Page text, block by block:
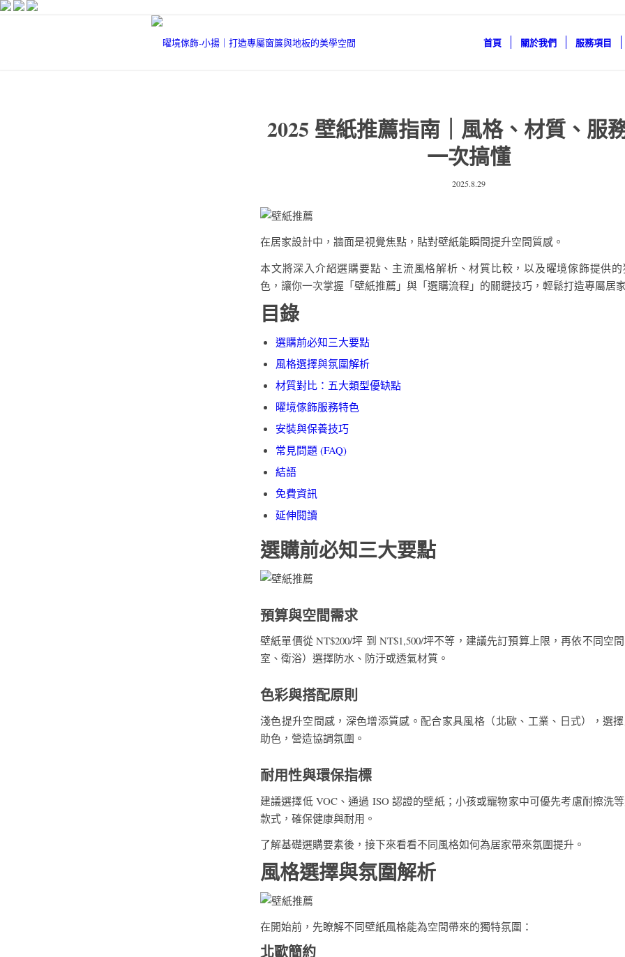
首頁 關於我們 服務項目
2025 壁紙推薦指南｜風格、材質、服
一次搞懂
2025.8.29
在居家設計中，牆面是視覺焦點，貼對壁紙能瞬間提升空間質感。
本文將深入介紹選購要點、主流風格解析、材質比較，以及曜境傢飾提供
色，讓你一次掌握「壁紙推薦」與「選購流程」的關鍵技巧，輕鬆打造專屬居
目錄
選購前必知三大要點
風格選擇與氛圍解析
材質對比：五大類型優缺點
曜境傢飾服務特色
安裝與保養技巧
常見問題 (FAQ)
結語
免費資訊
延伸閱讀
選購前必知三大要點
預算與空間需求
壁紙單價從 NT$200/坪 到 NT$1,500/坪不等，建議先訂預算上限，再依不同空
室、衛浴）選擇防水、防汙或透氣材質。
色彩與搭配原則
淺色提升空間感，深色增添質感。配合家具風格（北歐、工業、日式），選
助色，營造協調氛圍。
耐用性與環保指標
建議選擇低 VOC、通過 ISO 認證的壁紙；小孩或寵物家中可優先考慮耐擦洗
款式，確保健康與耐用。
了解基礎選購要素後，接下來看看不同風格如何為居家帶來氛圍提升。
風格選擇與氛圍解析
在開始前，先瞭解不同壁紙風格能為空間帶來的獨特氛圍：
北歐簡約